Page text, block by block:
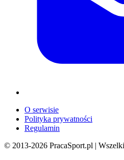
O serwisie
Polityka prywatności
Regulamin
© 2013-2026 PracaSport.pl |